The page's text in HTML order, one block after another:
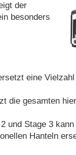
der
besonders
eine
die gesamten
und Stage 3
Hanteln